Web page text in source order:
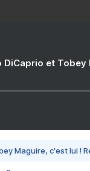
DiCaprio et
Maguire, c'est lui !